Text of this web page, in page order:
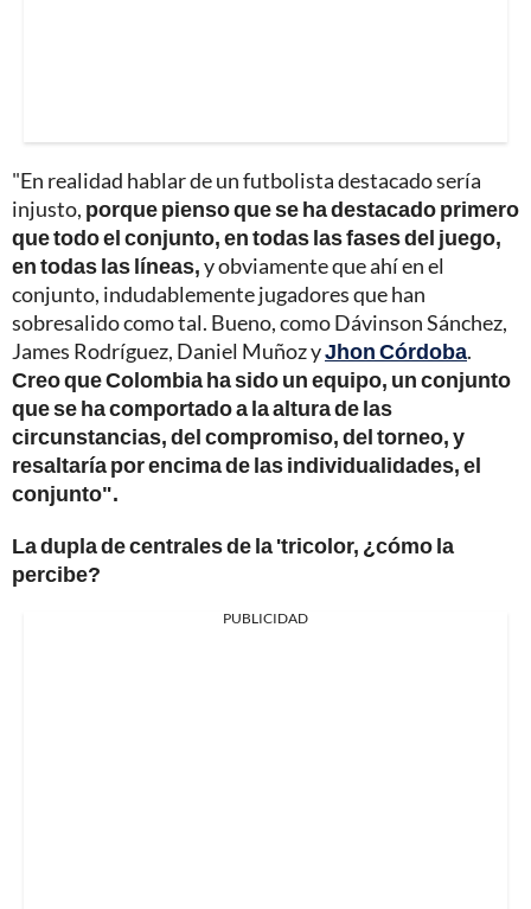
"En realidad hablar de un futbolista destacado sería
injusto, porque pienso que se ha destacado primero
que todo el conjunto, en todas las fases del juego,
en todas las líneas,y obviamente que ahí en el
conjunto, indudablemente jugadores que han
sobresalido como tal. Bueno, como Dávinson Sánchez,
James Rodríguez, Daniel Muñoz yJhon Córdoba.
Creo que Colombia ha sido un equipo, un conjunto
que se ha comportado a la altura de las
circunstancias, del compromiso, del torneo, y
resaltaría por encima de las individualidades, el
conjunto".
La dupla de centrales de la 'tricolor, ¿cómo la
percibe?
PUBLICIDAD